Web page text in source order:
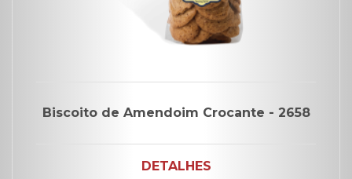
Biscoito de Amendoim Crocante - 2658
DETALHES